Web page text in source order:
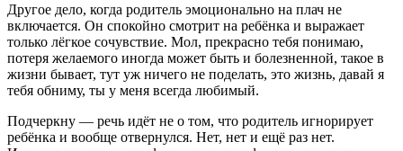
Другое дело, когда родитель эмоционально на плач не
включается. Он спокойно смотрит на ребёнка и выражает
только лёгкое сочувствие. Мол, прекрасно тебя понимаю,
потеря желаемого иногда может быть и болезненной, такое в
жизни бывает, тут уж ничего не поделать, это жизнь, давай я
тебя обниму, ты у меня всегда любимый.
Подчеркну — речь идёт не о том, что родитель игнорирует
ребёнка и вообще отвернулся. Нет, нет и ещё раз нет.